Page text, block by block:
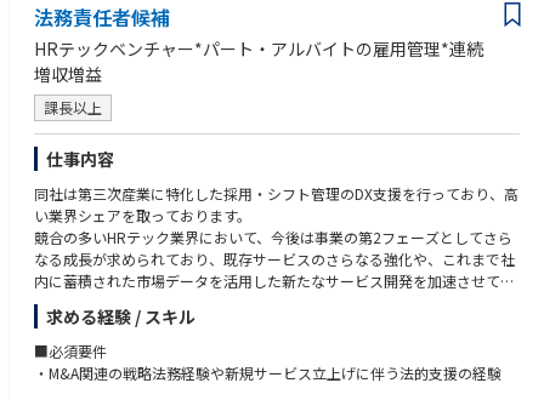
・拠点拡大に対応したオフィス/ワークプレイス戦略の立案/実行（オフィ
ス、備品、発注等）
・契約書管理、社内文書/ナレッジ基盤の整備
・社内規程の整備/更新、コンプライアンス/BCP（事業継続計画）対応
・IPO準備に向けた総務関連の管理体制/内部統制の整備
・社内イベントの企画/運営（懇親会、研修等）を通じた組織基盤づくり
【その他】
・公式HP：https://highreso.jp/
・採用サイト：https://highreso.jp/recruit
・特集記事：https://www.bizreach.jp/job-feed/public-advertising/x4r7k
d2/
https://www.bizreach.jp/job-feed/public-advertising/frxa7
2o/
し、成果創出までやり切れる方
・再現性：成果の要因を分解・言語化し、継続的に成果を再現し続けられ
る方
・対人知性：社内外の関係者と信頼関係を構築し、周囲を巻き込みながら
物事を前進させられる方
法務責任者候補
HRテックベンチャー*パート・アルバイトの雇用管理*連続
増収増益
課長以上
仕事内容
同社は第三次産業に特化した採用・シフト管理のDX支援を行っており、高
い業界シェアを取っております。
競合の多いHRテック業界において、今後は事業の第2フェーズとしてさら
なる成長が求められており、既存サービスのさらなる強化や、これまで社
内に蓄積された市場データを活用した新たなサービス開発を加速させてい
きます。
現状は社内にコーポレート法務の組織がないため、実質立上げの第一人者
として携わっていただく想定です。現場部門での個別の法務対応や外部専
求める経験 / スキル
■必須要件
・M&A関連の戦略法務経験や新規サービス立上げに伴う法的支援の経験